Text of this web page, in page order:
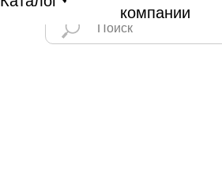
компании